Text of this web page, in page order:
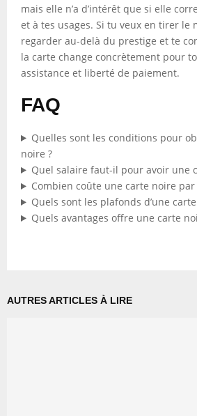
mais elle n’a d’intérêt que si elle
et à tes usages. Si tu veux en tirer le
regarder au-delà du prestige et te
la carte change concrètement pour
assistance et liberté de paiement.
FAQ
Quelles sont les conditions pour
noire ?
Quel salaire faut-il pour avoir une
Combien coûte une carte noire par
Quels sont les plafonds d’une
Quels avantages offre une carte
AUTRES ARTICLES À LIRE